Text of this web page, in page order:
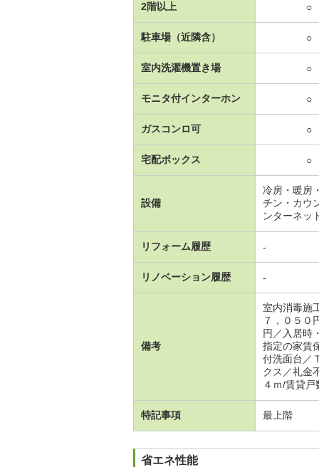
2階以上 ○
駐車場（近隣含） ○
室内洗濯機置き場 ○
モニタ付インターホン ○
ガスコンロ可 ○
宅配ボックス ○
設備
冷房・暖房
チン・カウ
ンターネッ
リフォーム履歴 -
リノベーション履歴 -
備考
室内消毒施
７，０５
円／入居時
指定の家賃
付洗面台／
クス／礼金
４ｍ/賃貸
特記事項 最上階
省エネ性能